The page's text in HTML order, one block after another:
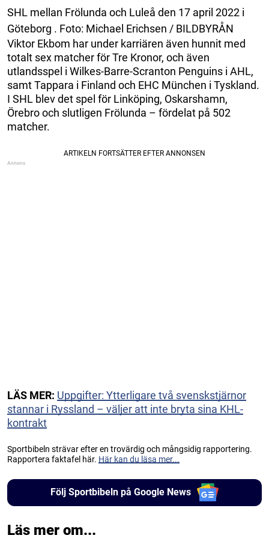
SHL mellan Frölunda och Luleå den 17 april 2022 i
Göteborg . Foto: Michael Erichsen / BILDBYRÅN
Viktor Ekbom har under karriären även hunnit med
totalt sex matcher för Tre Kronor, och även
utlandsspel i Wilkes-Barre-Scranton Penguins i AHL,
samt Tappara i Finland och EHC München i Tyskland.
I SHL blev det spel för Linköping, Oskarshamn,
Örebro och slutligen Frölunda – fördelat på 502
matcher.
LÄS MER: Uppgifter: Ytterligare två svenskstjärnor
stannar i Ryssland – väljer att inte bryta sina KHL-
kontrakt
Sportbibeln strävar efter en trovärdig och mångsidig rapportering.
Rapportera faktafel här. Här kan du läsa mer...
Följ Sportbibeln på Google News
Läs mer om...